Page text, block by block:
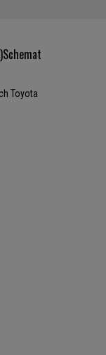
Schemat
Toyota